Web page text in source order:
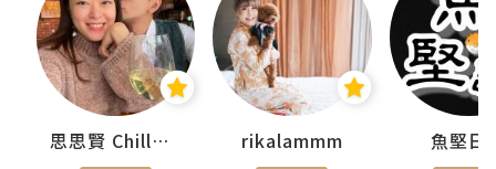
思思賢 ChillMyBabe rikalammm 魚堅日